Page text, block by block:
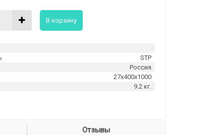
В корзину
STP
Россия
27х400х1000
9.2 кг.
Отзывы